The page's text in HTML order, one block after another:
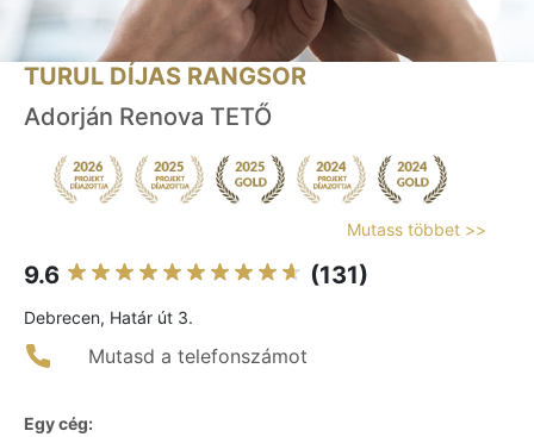
TURUL DÍJAS RANGSOR
Adorján Renova TETŐ
Mutass többet >>
9.6 (131)
Debrecen, Határ út 3.
Mutasd a telefonszámot
Egy cég: